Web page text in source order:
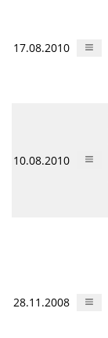
17.08.2010
10.08.2010
28.11.2008